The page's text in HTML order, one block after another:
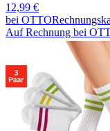
12,99 €
bei OTTO
Auf Rechnung bei